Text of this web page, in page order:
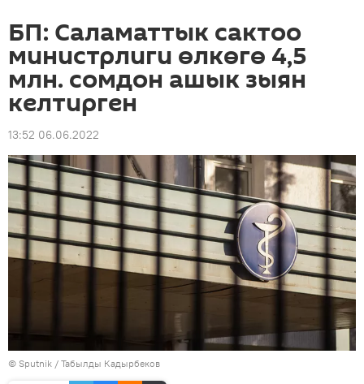
БП: Саламаттык сактоо
министрлиги өлкөгө 4,5
млн. сомдон ашык зыян
келтирген
13:52 06.06.2022
© Sputnik / Табылды Кадырбеков